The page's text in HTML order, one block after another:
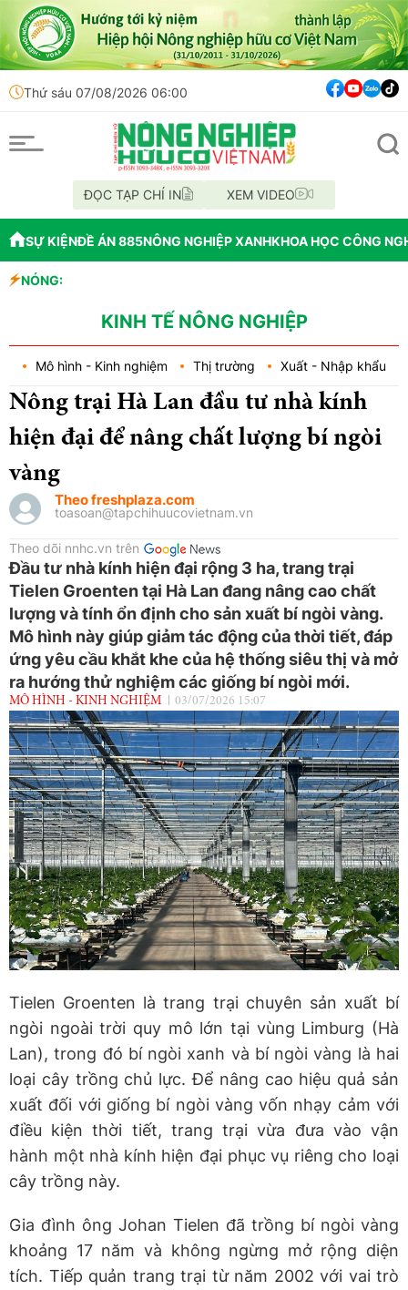
Thứ sáu 07/08/2026 06:00
ĐỌC TẠP CHÍ IN XEM VIDEO
SỰ KIỆNĐỀ ÁN 885NÔNG NGHIỆP XANHKHOA HỌC CÔNG
NÓNG:
Bắc Ninh công
KINH TẾ NÔNG NGHIỆP
Mô hình - Kinh nghiệm Thị trường Xuất - Nhập khẩu
Nông trại Hà Lan đầu tư nhà kính
hiện đại để nâng chất lượng bí ngòi
vàng
Theo freshplaza.com
toasoan@tapchihuucovietnam.vn
Theo dõi nnhc.vn trên
Đầu tư nhà kính hiện đại rộng 3 ha, trang trại
Tielen Groenten tại Hà Lan đang nâng cao chất
lượng và tính ổn định cho sản xuất bí ngòi vàng.
Mô hình này giúp giảm tác động của thời tiết, đáp
ứng yêu cầu khắt khe của hệ thống siêu thị và mở
ra hướng thử nghiệm các giống bí ngòi mới.
MÔ HÌNH - KINH NGHIỆM 03/07/2026 15:07
Tielen Groenten là trang trại chuyên sản xuất bí
ngòi ngoài trời quy mô lớn tại vùng Limburg (Hà
Lan), trong đó bí ngòi xanh và bí ngòi vàng là hai
loại cây trồng chủ lực. Để nâng cao hiệu quả sản
xuất đối với giống bí ngòi vàng vốn nhạy cảm với
điều kiện thời tiết, trang trại vừa đưa vào vận
hành một nhà kính hiện đại phục vụ riêng cho loại
cây trồng này.
Gia đình ông Johan Tielen đã trồng bí ngòi vàng
khoảng 17 năm và không ngừng mở rộng diện
tích. Tiếp quản trang trại từ năm 2002 với vai trò